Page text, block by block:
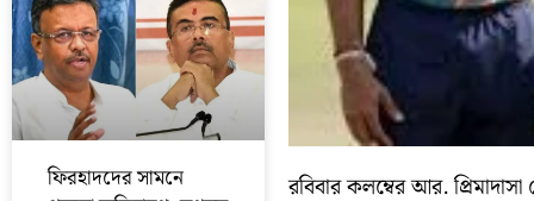
ফিরহাদদের সামনে
রবিবার কলম্বের আর.